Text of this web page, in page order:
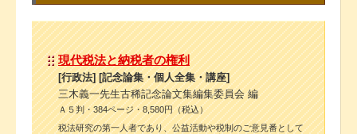
現代税法と納税者の権利
[行政法] [記念論集・個人全集・講座]
三木義一先生古稀記念論文集編集委員会 編
Ａ５判・384ページ・8,580円（税込）
税法研究の第一人者であり、公益活動や税制のご意見番として